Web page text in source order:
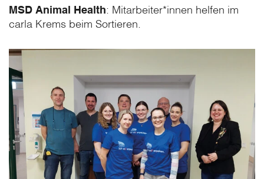
MSD Animal Health: Mitarbeiter*innen helfen im
carla Krems beim Sortieren.